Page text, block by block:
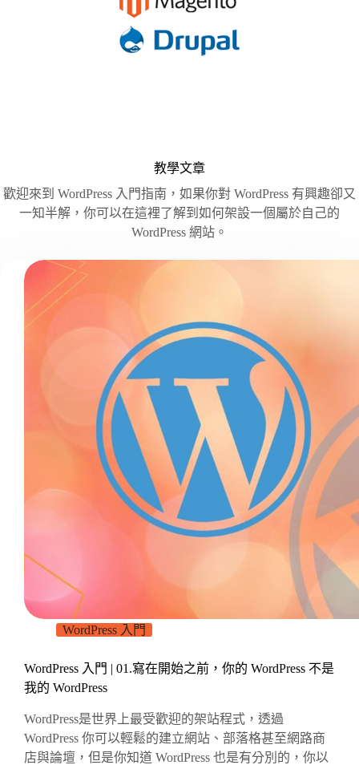
教學文章
歡迎來到 WordPress 入門指南，如果你對 WordPress 有興趣卻又
一知半解，你可以在這裡了解到如何架設一個屬於自己的
WordPress 網站。
WordPress 入門
WordPress 入門 | 01.寫在開始之前，你的 WordPress 不是
我的 WordPress
WordPress是世界上最受歡迎的架站程式，透過
WordPress 你可以輕鬆的建立網站、部落格甚至網路商
店與論壇，但是你知道 WordPress 也是有分別的，你以